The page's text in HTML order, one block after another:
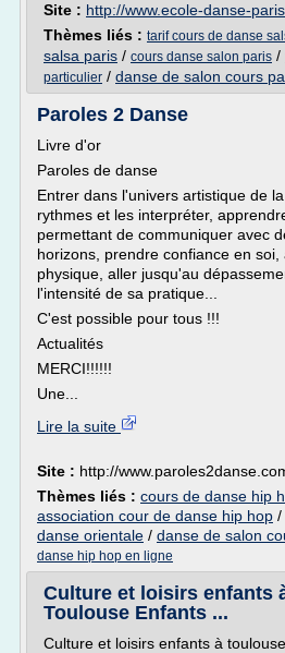
Site : http://www.ecole-danse-
Thèmes liés : tarif cours de danse
salsa paris / cours danse salon paris /
particulier / danse de salon cours
Paroles 2 Danse
Livre d'or
Paroles de danse
Entrer dans l'univers artistique de
rythmes et les interpréter,
permettant de communiquer avec
horizons, prendre confiance en
physique, aller jusqu'au
l'intensité de sa pratique...
C'est possible pour tous !!!
Actualités
MERCI!!!!!!
Une...
Lire la suite
Site : http://
Thèmes liés : cours de danse hip
association cour de danse hip hop /
danse orientale / danse de salon
danse hip hop en ligne
Culture et loisirs enfants
Toulouse Enfants ...
Culture et loisirs enfants à